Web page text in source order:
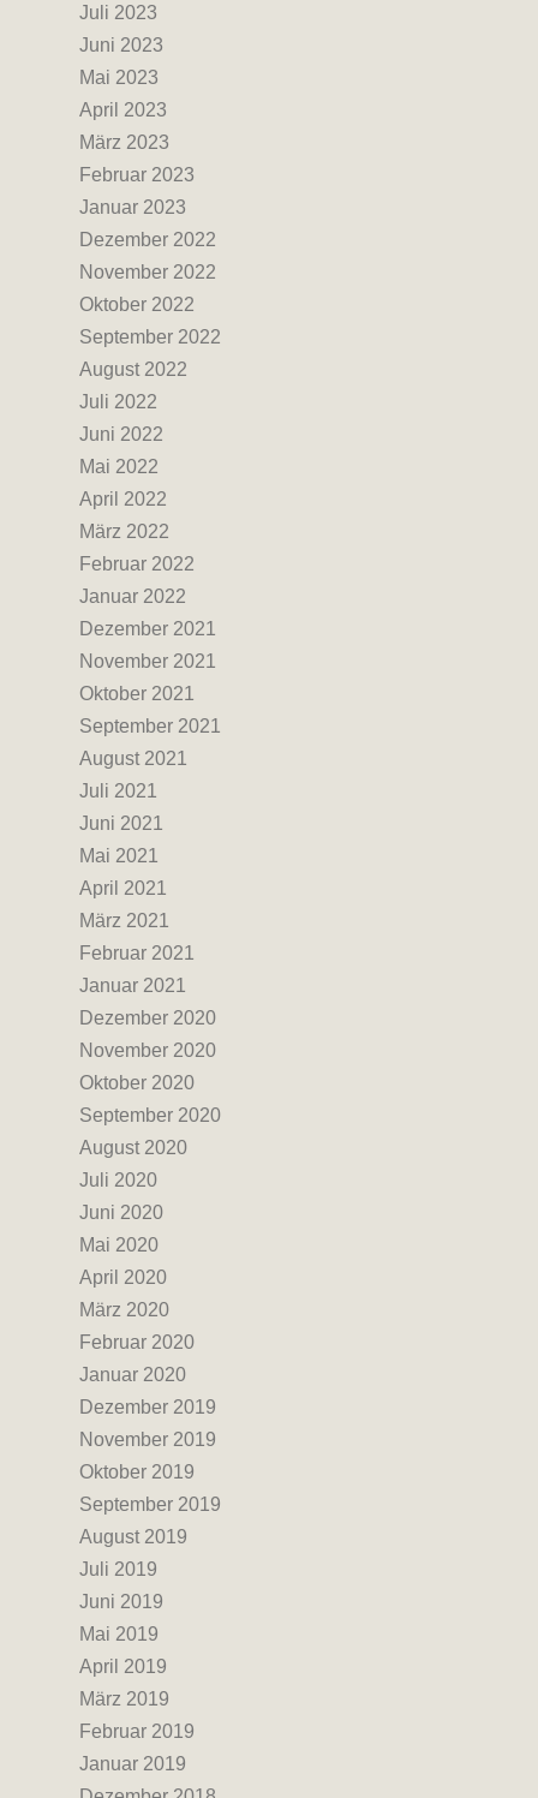
Juli 2023
Juni 2023
Mai 2023
April 2023
März 2023
Februar 2023
Januar 2023
Dezember 2022
November 2022
Oktober 2022
September 2022
August 2022
Juli 2022
Juni 2022
Mai 2022
April 2022
März 2022
Februar 2022
Januar 2022
Dezember 2021
November 2021
Oktober 2021
September 2021
August 2021
Juli 2021
Juni 2021
Mai 2021
April 2021
März 2021
Februar 2021
Januar 2021
Dezember 2020
November 2020
Oktober 2020
September 2020
August 2020
Juli 2020
Juni 2020
Mai 2020
April 2020
März 2020
Februar 2020
Januar 2020
Dezember 2019
November 2019
Oktober 2019
September 2019
August 2019
Juli 2019
Juni 2019
Mai 2019
April 2019
März 2019
Februar 2019
Januar 2019